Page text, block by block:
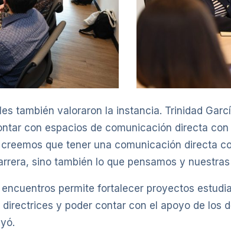
también valoraron la instancia. Trinidad
con espacios de comunicación directa con
que tener una comunicación directa
sino también lo que pensamos y
permite fortalecer proyectos
y poder contar con el apoyo de los